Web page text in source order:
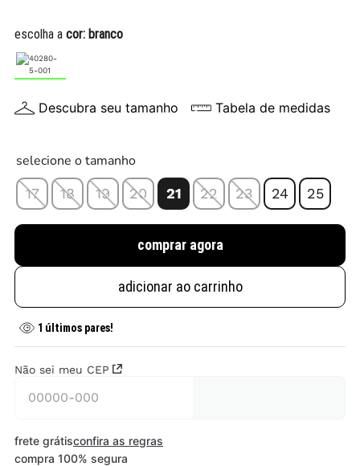
escolha a cor: branco
Descubra seu tamanho Tabela de medidas
selecione o tamanho
17 18 19 20 21 22 23 24 25
comprar agora
adicionar ao carrinho
1 últimos pares!
Não sei meu CEP
frete grátisconfira as regras
compra 100% segura